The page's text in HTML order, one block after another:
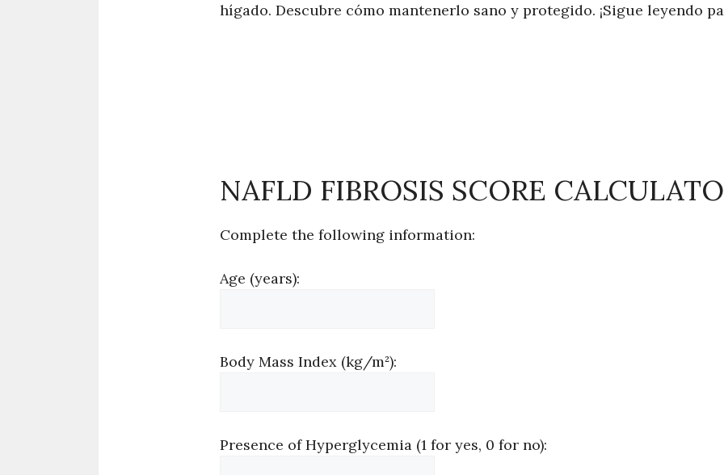
hígado. Descubre cómo mantenerlo sano y protegido. ¡Sigue leyendo
NAFLD FIBROSIS SCORE
Complete the following information:
Age (years):
Body Mass Index (kg/m²):
Presence of Hyperglycemia (1 for yes, 0 for no):